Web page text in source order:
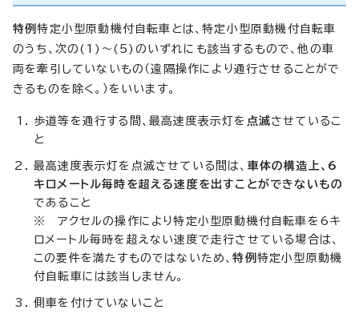
特例特定小型原動機付自転車とは、特定小型原動機付自転車
のうち、次の(1)～(5)のいずれにも該当するもので、他の車
両を牽引していないもの（遠隔操作により通行させることがで
きるものを除く。）をいいます。
歩道等を通行する間、最高速度表示灯を 点滅させているこ
と
最高速度表示灯を点滅させている間は、 車体の構造上、6
キロメートル毎時を超える速度を出すことができないもの
であること
※ アクセルの操作により特定小型原動機付自転車を6キ
ロメートル毎時を超えない速度で走行させている場合は、
この要件を満たすものではないため、特例 特定小型原動機
付自転車には該当しません。
側車を付けていないこと